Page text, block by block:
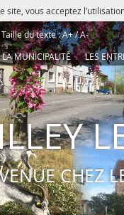
site, vous acceptez
Taille du texte :A+/A-
LA MUNICIPALITÉ LES
CHEZ